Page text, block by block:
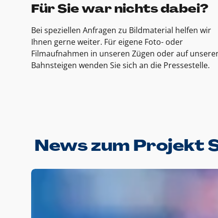
Für Sie war nichts dabei?
Bei speziellen Anfragen zu Bildmaterial helfen wir
Ihnen gerne weiter. Für eigene Foto- oder
Filmaufnahmen in unseren Zügen oder auf
Bahnsteigen wenden Sie sich an die Pressestelle.
News zum Projekt